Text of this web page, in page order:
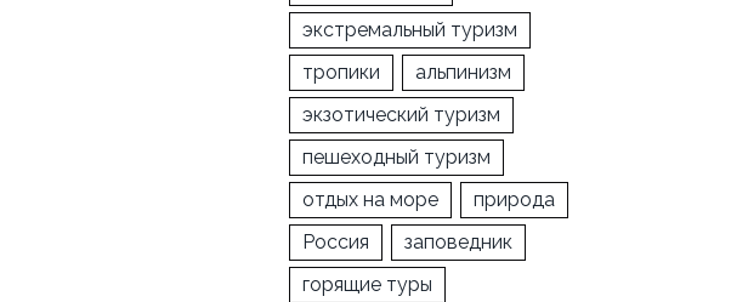
будущего сезона.
по морю,
экстремальный туризм
тропики
альпинизм
экзотический туризм
пешеходный туризм
отдых на море
природа
Россия
заповедник
горящие туры